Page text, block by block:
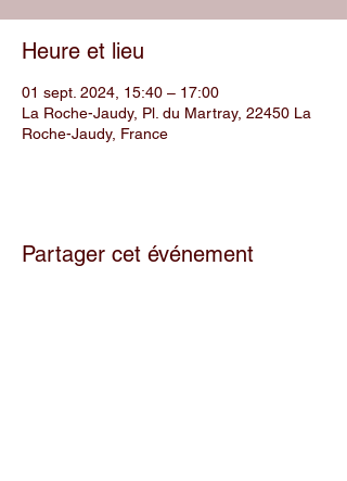
Heure et lieu
01 sept. 2024, 15:40 – 17:00
La Roche-Jaudy, Pl. du Martray, 22450 La
Roche-Jaudy, France
Partager cet événement